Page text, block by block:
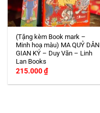
(Tặng kèm Book mark –
Minh hoạ màu) MA QUỶ DÂN
GIAN KÝ – Duy Văn – Linh
Lan Books
215.000₫